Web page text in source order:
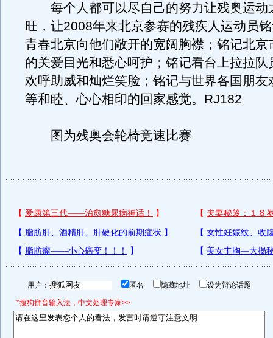
每个人都可以尽自己的努力让残奥运动
旺，让2008年来北京参赛的残疾人运动员
青春北京向他们敞开的宽阔胸襟；铭记北京
的关爱目光和悉心呵护；铭记看台上拉拉队
欢呼助威和灿烂笑脸；铭记与世界各国朋友
等和睦、心心相印的回家感觉。RJ182
图为残奥会轮椅竞速比赛
用户： 匿名 隐藏地址 设为辩论话题
*搜狗拼音输入法，中文处理专家>>